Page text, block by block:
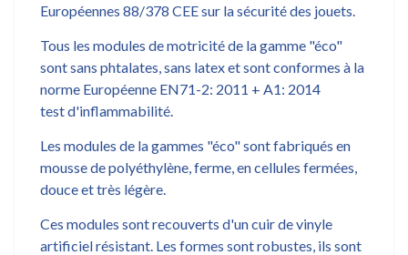
Européennes 88/378 CEE sur la sécurité des jouets.
Tous les modules de motricité de la gamme "éco"
sont sans phtalates, sans latex et sont conformes à la
norme Européenne EN71-2: 2011 + A1: 2014
test d'inflammabilité.
Les modules de la gammes "éco" sont fabriqués en
mousse de polyéthylène, ferme, en cellules fermées,
douce et très légère.
Ces modules sont recouverts d'un cuir de vinyle
artificiel résistant. Les formes sont robustes, ils sont